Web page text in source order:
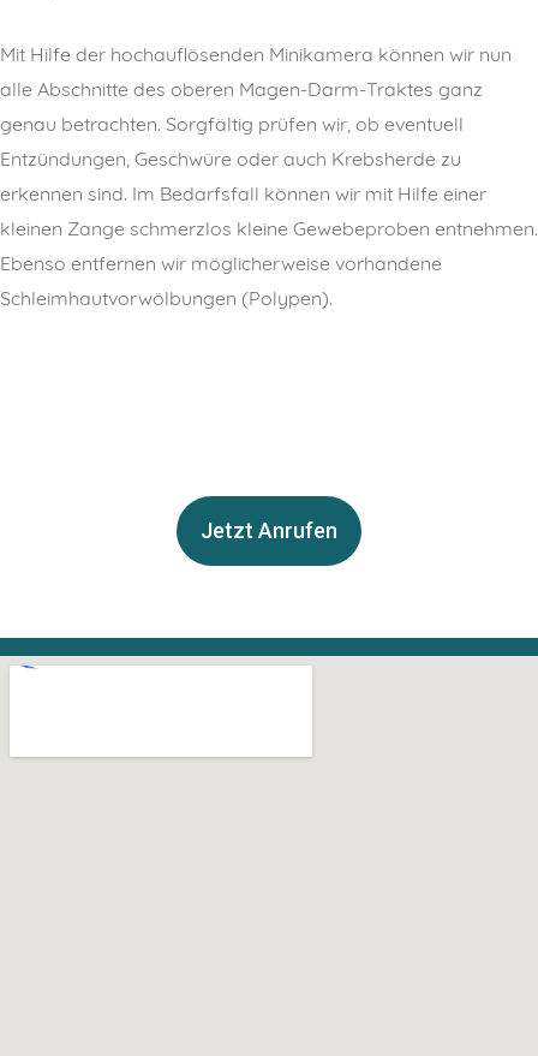
Mit Hilfe der hochauflösenden Minikamera können wir nun
alle Abschnitte des oberen Magen-Darm-Traktes ganz
genau betrachten. Sorgfältig prüfen wir, ob eventuell
Entzündungen, Geschwüre oder auch Krebsherde zu
erkennen sind. Im Bedarfsfall können wir mit Hilfe einer
kleinen Zange schmerzlos kleine Gewebeproben entnehmen.
Ebenso entfernen wir möglicherweise vorhandene
Schleimhautvorwölbungen (Polypen).
Jetzt Anrufen